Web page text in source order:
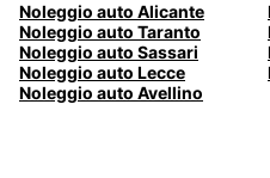
Noleggio auto Alicante
Noleggio auto Taranto
Noleggio auto Sassari
Noleggio auto Lecce
Noleggio auto Avellino